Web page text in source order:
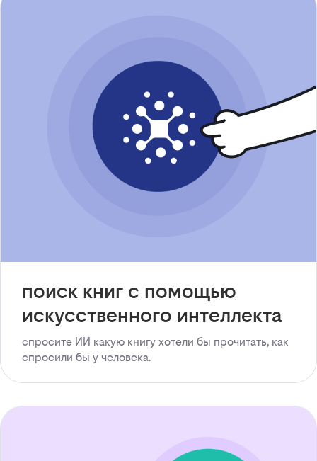
поиск книг с помощью
искусственного интеллекта
спросите ИИ какую книгу хотели бы прочитать, как
спросили бы у человека.